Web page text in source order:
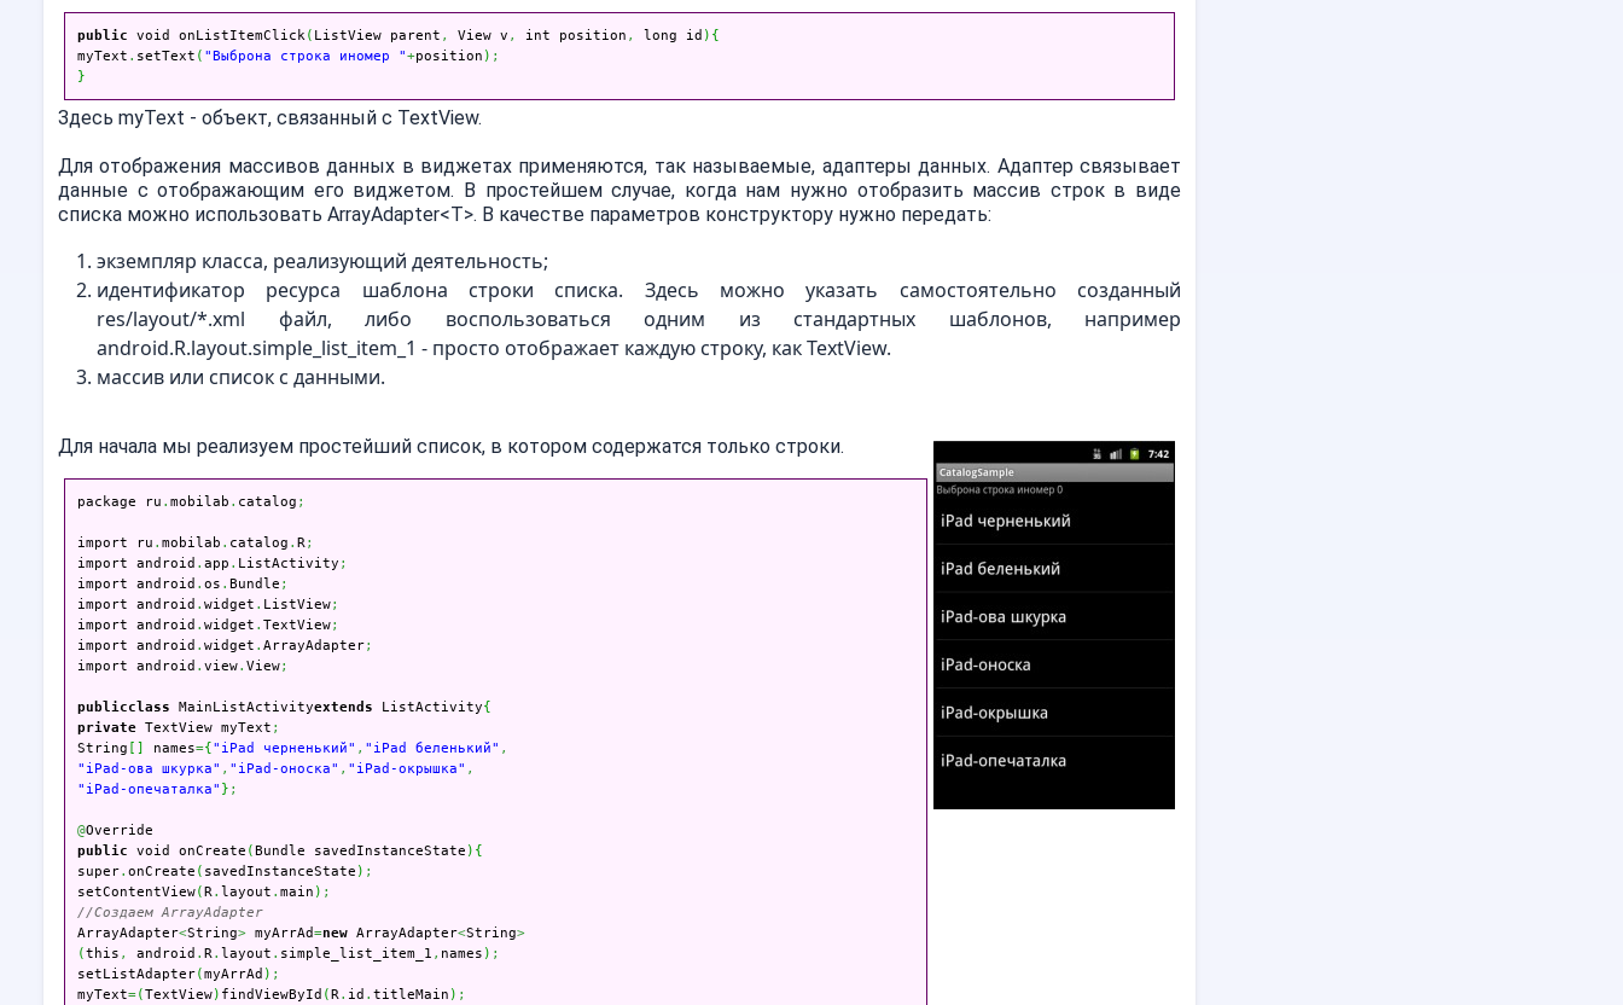
public void onListItemClick( ListView parent , View v , int position , long id ) {
myText . setText ( "Выброна строка иномер "+position ) ;
}
Здесь myText - объект, связанный с TextView.
Для отображения массивов данных в виджетах применяются, так называемые, адаптеры данных. Адаптер связывает
данные с отображающим его виджетом. В простейшем случае, когда нам нужно отобразить массив строк в виде
списка можно использовать ArrayAdapter<T>. В качестве параметров конструктору нужно передать:
экземпляр класса, реализующий деятельность;
идентификатор ресурса шаблона строки списка. Здесь можно указать самостоятельно созданный
res/layout/*.xml файл, либо воспользоваться одним из стандартных шаблонов, например
android.R.layout.simple_list_item_1 - просто отображает каждую строку, как TextView.
массив или список с данными.
Для начала мы реализуем простейший список, в котором содержатся только строки.
package ru . mobilab . catalog ;
import ru . mobilab . catalog . R;
import android . app . ListActivity ;
import android . os . Bundle ;
import android . widget . ListView;
import android . widget . TextView;
import android . widget . ArrayAdapter;
import android . view. View;
publicclass MainListActivityextends ListActivity{
private TextView myText ;
String [ ] names={"iPad черненький" , "iPad беленький" ,
"iPad-ова шкурка" , "iPad-оноска" , "iPad-окрышка" ,
"iPad-опечаталка" } ;
@
public void onCreate (Bundle savedInstanceState ) {
super. onCreate ( savedInstanceState ) ;
setContentView(R. layout . main ) ;
//Создаем ArrayAdapter
ArrayAdapter<String> myArrAd=new ArrayAdapter<String>
(this , android . R. layout . simple_list_item_1 , names ) ;
setListAdapter(myArrAd ) ;
myText=(TextView) findViewById (R. id . titleMain ) ;